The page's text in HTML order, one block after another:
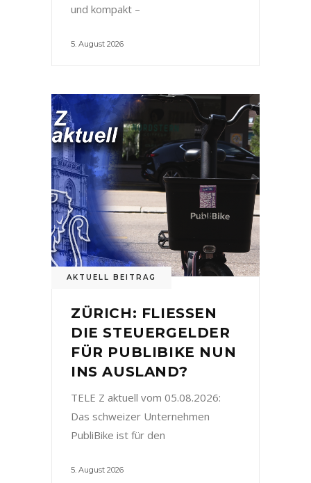
und kompakt –
5. August 2026
AKTUELL BEITRAG
ZÜRICH: FLIESSEN
DIE STEUERGELDER
FÜR PUBLIBIKE NUN
INS AUSLAND?
TELE Z aktuell vom 05.08.2026:
Das schweizer Unternehmen
PubliBike ist für den
5. August 2026